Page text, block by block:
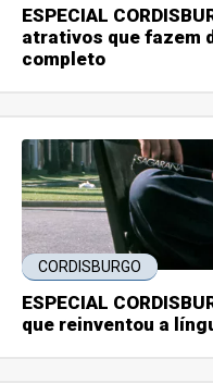
ESPECIAL
atrativos que fazem
completo
CORDISBURGO
ESPECIAL
que reinventou a